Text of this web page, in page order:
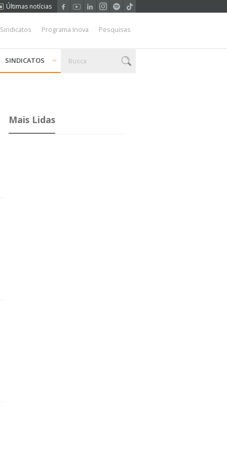
Últimas notícias
Programa Inova Pesquisas
SINDICATOS
Mais Lidas